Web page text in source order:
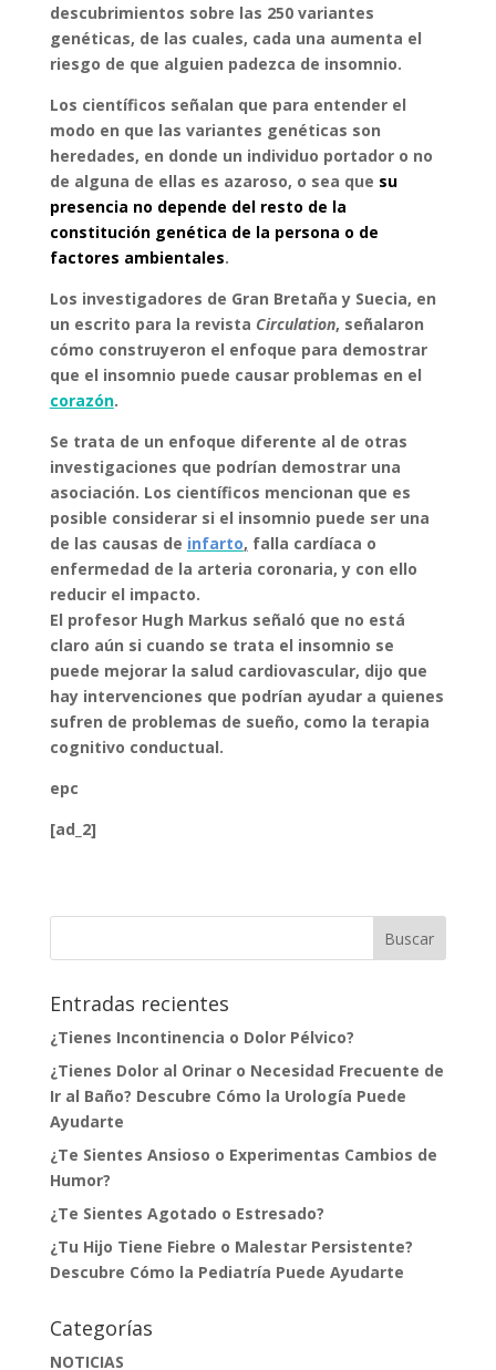
descubrimientos sobre las 250 variantes
genéticas, de las cuales, cada una aumenta el
riesgo de que alguien padezca de insomnio.
Los científicos señalan que para entender el
modo en que las variantes genéticas son
heredades, en donde un individuo portador o no
de alguna de ellas es azaroso, o sea que su
presencia no depende del resto de la
constitución genética de la persona o de
factores ambientales.
Los investigadores de Gran Bretaña y Suecia, en
un escrito para la revista Circulation, señalaron
cómo construyeron el enfoque para demostrar
que el insomnio puede causar problemas en el
corazón.
Se trata de un enfoque diferente al de otras
investigaciones que podrían demostrar una
asociación. Los científicos mencionan que es
posible considerar si el insomnio puede ser una
de las causas de infarto, falla cardíaca o
enfermedad de la arteria coronaria, y con ello
reducir el impacto.
El profesor Hugh Markus señaló que no está
claro aún si cuando se trata el insomnio se
puede mejorar la salud cardiovascular, dijo que
hay intervenciones que podrían ayudar a quienes
sufren de problemas de sueño, como la terapia
cognitivo conductual.
epc
[ad_2]
Entradas recientes
¿Tienes Incontinencia o Dolor Pélvico?
¿Tienes Dolor al Orinar o Necesidad Frecuente de
Ir al Baño? Descubre Cómo la Urología Puede
Ayudarte
¿Te Sientes Ansioso o Experimentas Cambios de
Humor?
¿Te Sientes Agotado o Estresado?
¿Tu Hijo Tiene Fiebre o Malestar Persistente?
Descubre Cómo la Pediatría Puede Ayudarte
Categorías
NOTICIAS